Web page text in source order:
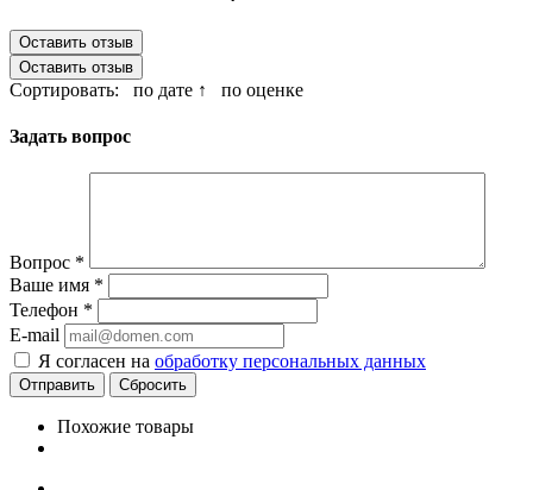
Оставить отзыв
Оставить отзыв
Сортировать: по дате ↑ по оценке
Задать вопрос
Вопрос *
Ваше имя *
Телефон *
E-mail
Я согласен на обработку персональных данных
Сбросить
Похожие товары